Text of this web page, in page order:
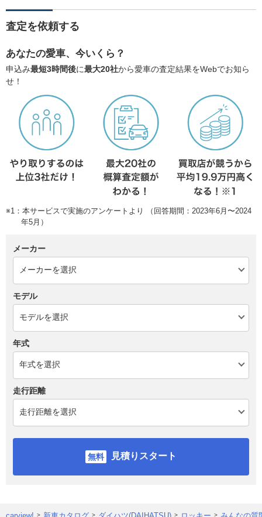
査定を依頼する
あなたの愛車、今いくら？
申込み最短3時間後に最大20社から愛車の査定結果をWebでお知ら
せ！
※1：本サービスで実施のアンケートより （回答期間：2023年6月〜2024
年5月）
メーカー
モデル
年式
走行距離
見積りスタート